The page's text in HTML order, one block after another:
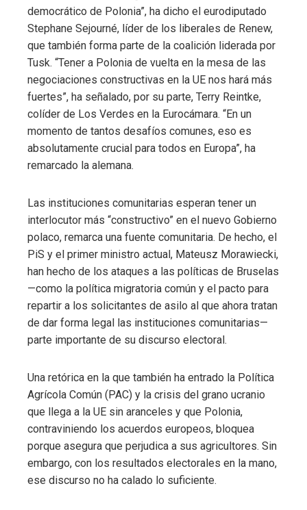
democrático de Polonia”, ha dicho el eurodiputado
Stephane Sejourné, líder de los liberales de Renew,
que también forma parte de la coalición liderada por
Tusk. “Tener a Polonia de vuelta en la mesa de las
negociaciones constructivas en la UE nos hará más
fuertes”, ha señalado, por su parte, Terry Reintke,
colíder de Los Verdes en la Eurocámara. “En un
momento de tantos desafíos comunes, eso es
absolutamente crucial para todos en Europa”, ha
remarcado la alemana.
Las instituciones comunitarias esperan tener un
interlocutor más “constructivo” en el nuevo Gobierno
polaco, remarca una fuente comunitaria. De hecho, el
PiS y el primer ministro actual, Mateusz Morawiecki,
han hecho de los ataques a las políticas de Bruselas
—como la política migratoria común y el pacto para
repartir a los solicitantes de asilo al que ahora tratan
de dar forma legal las instituciones comunitarias—
parte importante de su discurso electoral.
Una retórica en la que también ha entrado la Política
Agrícola Común (PAC) y la crisis del grano ucranio
que llega a la UE sin aranceles y que Polonia,
contraviniendo los acuerdos europeos, bloquea
porque asegura que perjudica a sus agricultores. Sin
embargo, con los resultados electorales en la mano,
ese discurso no ha calado lo suficiente.